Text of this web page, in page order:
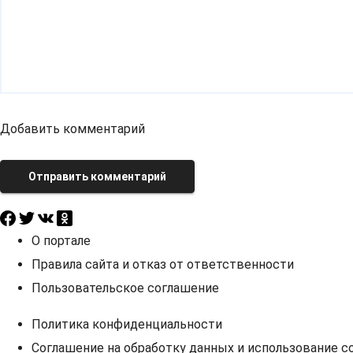
Добавить комментарий
Отправить комментарий
О портале
Правила сайта и отказ от ответственности
Пользовательское соглашение
Политика конфиденциальности
Соглашение на обработку данных и использование